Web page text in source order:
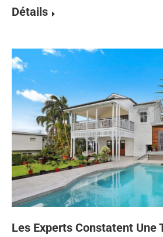
Détails
Les Experts Constatent Une